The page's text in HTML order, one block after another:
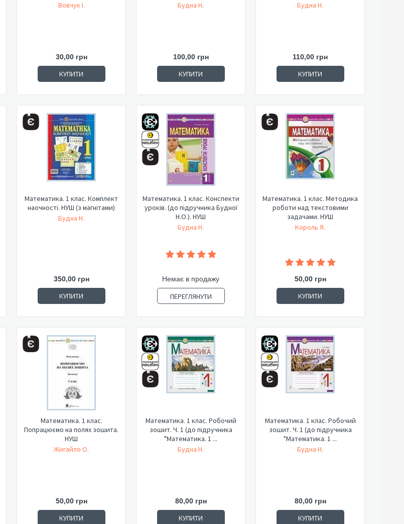
Вовчук І.
30,00 грн
КУПИТИ
Будна Н.
100,00 грн
КУПИТИ
Будна Н.
110,00 грн
КУПИТИ
Математика. 1 клас. Комплект
наочності. НУШ (з магнітами)
Будна Н.
350,00 грн
КУПИТИ
Математика. 1 клас. Конспекти
уроків. (до підручника Будної
Н.О.). НУШ
Будна Н.
Немає в продажу
ПЕРЕГЛЯНУТИ
Математика. 1 клас. Методика
роботи над текстовими
задачами. НУШ
Король Я.
50,00 грн
КУПИТИ
Математика. 1 клас.
Попрацюємо на полях зошита.
НУШ
Жигайло О.
50,00 грн
КУПИТИ
Математика. 1 клас. Робочий
зошит. Ч. 1 (до підручника
"Математика. 1 ...
Будна Н.
80,00 грн
КУПИТИ
Математика. 1 клас. Робочий
зошит. Ч. 1 (до підручника
"Математика. 1 ...
Будна Н.
80,00 грн
КУПИТИ